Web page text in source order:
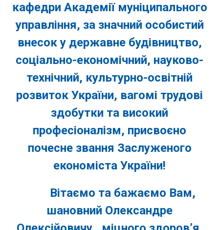
кафедри Академії муніципального
управління, за значний особистий
внесок у державне будівництво,
соціально-економічний, науково-
технічний, культурно-освітній
розвиток України, вагомі трудові
здобутки та високий
професіоналізм, присвоєно
почесне звання Заслуженого
економіста України!
Вітаємо та бажаємо Вам,
шановний Олександре